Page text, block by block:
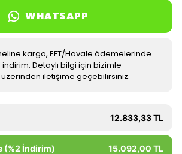
WHATSAPP
kargo, EFT/Havale ödemelerinde
indirim. Detaylı bilgi için bizimle
iletişime geçebilirsiniz.
12.833,33 TL
(%2 İndirim) 15.092,00 TL